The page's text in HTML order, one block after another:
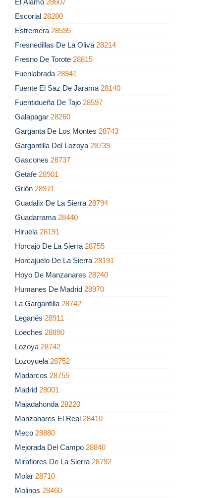
El Álamo 28607
Escorial 28280
Estremera 28595
Fresnedillas De La Oliva 28214
Fresno De Torote 28815
Fuenlabrada 28941
Fuente El Saz De Jarama 28140
Fuentidueña De Tajo 28597
Galapagar 28260
Garganta De Los Montes 28743
Gargantilla Del Lozoya 28739
Gascones 28737
Getafe 28901
Grión 28971
Guadalix De La Sierra 28794
Guadarrama 28440
Hiruela 28191
Horcajo De La Sierra 28755
Horcajuelo De La Sierra 28191
Hoyo De Manzanares 28240
Humanes De Madrid 28970
La Gargantilla 28742
Leganés 28911
Loeches 28890
Lozoya 28742
Lozoyuela 28752
Madarcos 28755
Madrid 28001
Majadahonda 28220
Manzanares El Real 28410
Meco 28880
Mejorada Del Campo 28840
Miraflores De La Sierra 28792
Molar 28710
Molinos 28460